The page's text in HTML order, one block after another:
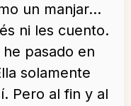
un manjar…
ni les cuento.
pasado en
solamente
Pero al fin y al